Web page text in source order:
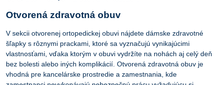
Otvorená zdravotná obuv
V sekcii otvorenej ortopedickej obuvi nájdete dámske zdravotné
šľapky s rôznymi prackami, ktoré sa vyznačujú vynikajúcimi
vlastnosťami, vďaka ktorým v obuvi vydržíte na nohách aj celý deň
bez bolesti alebo iných komplikácií. Otvorená zdravotná obuv je
vhodná pre kancelárske prostredie a zamestnania, kde